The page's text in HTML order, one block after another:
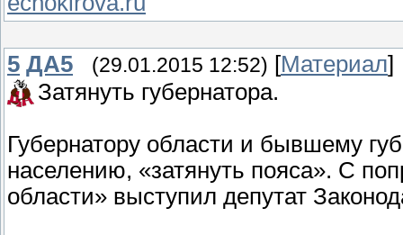
5 ДА5 (29.01.2015 12:52) [Материал]
Затянуть губернатора.
Губернатору области и бывшему
населению, «затянуть пояса». С
области» выступил депутат